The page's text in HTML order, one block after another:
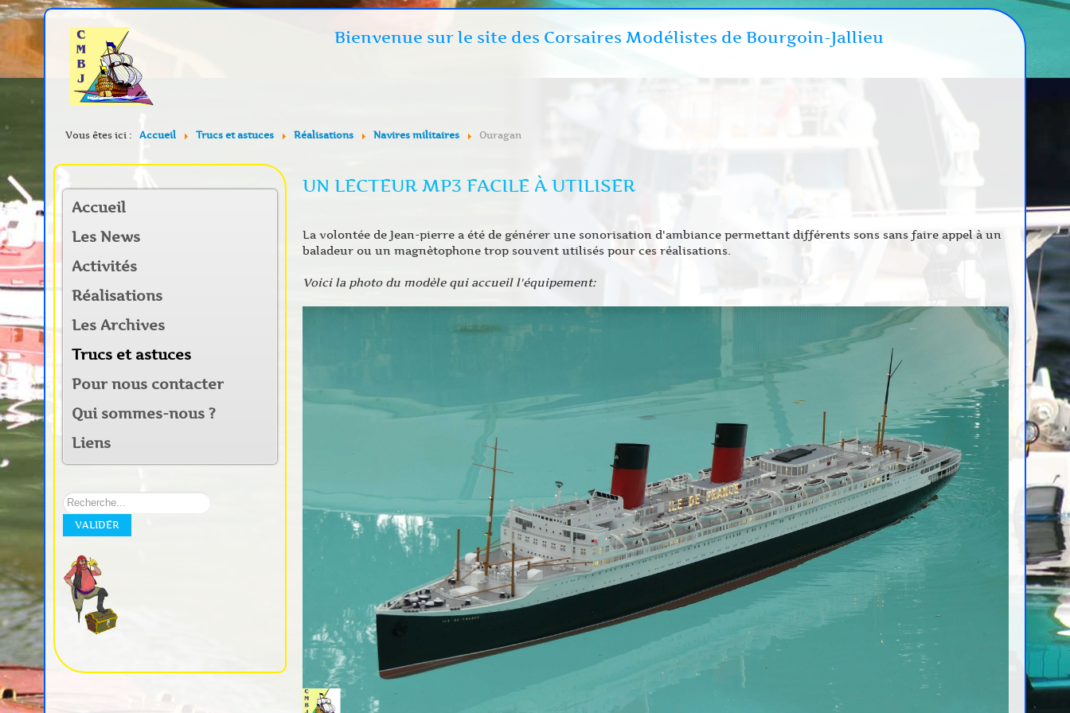
Bienvenue sur le site des Corsaires Modélistes de Bourgoin-Jallieu
Vous êtes ici : Accueil Trucs et astuces Réalisations Navires militaires Ouragan
Accueil
Les News
Activités
Réalisations
Les Archives
Trucs et astuces
Pour nous contacter
Qui sommes-nous ?
Liens
Rechercher
sur
notre
VALIDER
UN LECTEUR MP3 FACILE À UTILISER
La volontée de Jean-pierre a été de générer une sonorisation d'ambiance permettant différents sons sans faire appel à un
baladeur ou un magnètophone trop souvent utilisés pour ces réalisations.
Voici la photo du modèle qui accueil l'équipement: